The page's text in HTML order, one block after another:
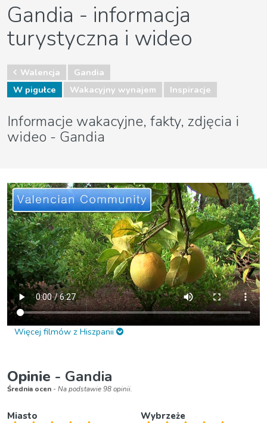
Gandia - informacja
turystyczna i wideo
Walencja
Gandia
W pigułce
Wakacyjny wynajem Inspiracje
Informacje wakacyjne, fakty, zdjęcia i
wideo - Gandia
Więcej filmów z Hiszpanii
Opinie - Gandia
Średnia ocen - Na podstawie 98 opinii.
Miasto Wybrzeże